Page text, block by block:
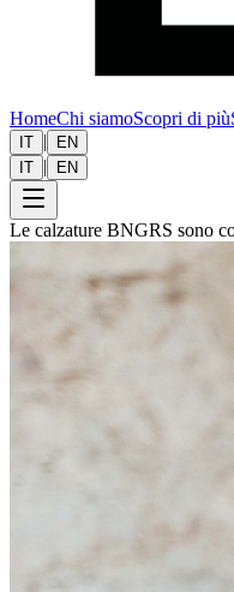
HomeChi siamoScopri di più
IT |
EN
IT | EN
Le calzature BNGRS sono